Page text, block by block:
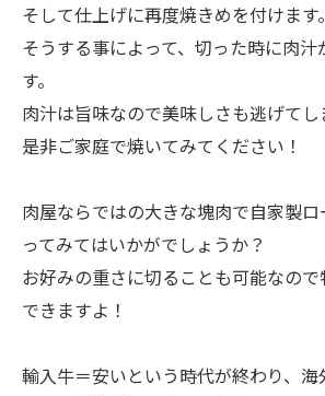
そして仕上げに再度焼きめを付けます。
そうする事によって、切った時に肉汁
す。
肉汁は旨味なので美味しさも逃げてし
是非ご家庭で焼いてみてください！
肉屋ならではの大きな塊肉で自家製
ってみてはいかがでしょうか？
お好みの重さに切ることも可能なの
できますよ！
輸入牛＝安いという時代が終わり、海